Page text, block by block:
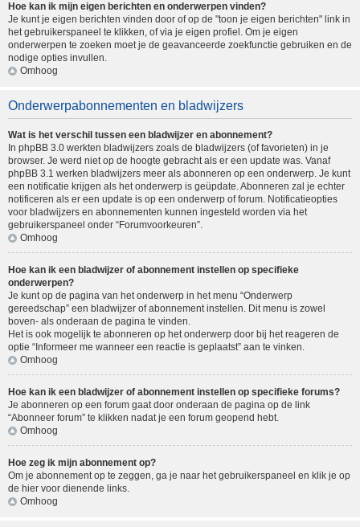
Hoe kan ik mijn eigen berichten en onderwerpen vinden?
Je kunt je eigen berichten vinden door of op de "toon je eigen berichten" link in
het gebruikerspaneel te klikken, of via je eigen profiel. Om je eigen
onderwerpen te zoeken moet je de geavanceerde zoekfunctie gebruiken en de
nodige opties invullen.
Omhoog
Onderwerpabonnementen en bladwijzers
Wat is het verschil tussen een bladwijzer en abonnement?
In phpBB 3.0 werkten bladwijzers zoals de bladwijzers (of favorieten) in je
browser. Je werd niet op de hoogte gebracht als er een update was. Vanaf
phpBB 3.1 werken bladwijzers meer als abonneren op een onderwerp. Je kunt
een notificatie krijgen als het onderwerp is geüpdate. Abonneren zal je echter
notificeren als er een update is op een onderwerp of forum. Notificatieopties
voor bladwijzers en abonnementen kunnen ingesteld worden via het
gebruikerspaneel onder “Forumvoorkeuren”.
Omhoog
Hoe kan ik een bladwijzer of abonnement instellen op specifieke
onderwerpen?
Je kunt op de pagina van het onderwerp in het menu “Onderwerp
gereedschap” een bladwijzer of abonnement instellen. Dit menu is zowel
boven- als onderaan de pagina te vinden.
Het is ook mogelijk te abonneren op het onderwerp door bij het reageren de
optie “Informeer me wanneer een reactie is geplaatst” aan te vinken.
Omhoog
Hoe kan ik een bladwijzer of abonnement instellen op specifieke forums?
Je abonneren op een forum gaat door onderaan de pagina op de link
“Abonneer forum” te klikken nadat je een forum geopend hebt.
Omhoog
Hoe zeg ik mijn abonnement op?
Om je abonnement op te zeggen, ga je naar het gebruikerspaneel en klik je op
de hier voor dienende links.
Omhoog